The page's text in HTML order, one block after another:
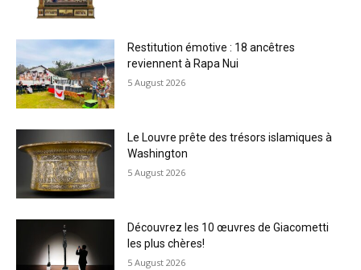
Restitution émotive : 18 ancêtres
reviennent à Rapa Nui
5 August 2026
Le Louvre prête des trésors islamiques à
Washington
5 August 2026
Découvrez les 10 œuvres de Giacometti
les plus chères!
5 August 2026